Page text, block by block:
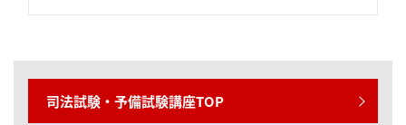
司法試験・予備試験講座TOP